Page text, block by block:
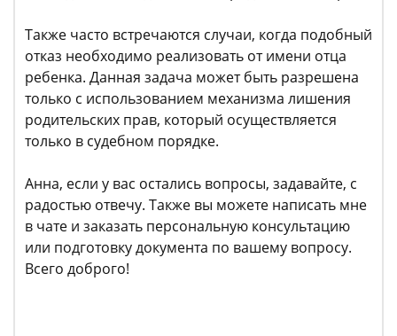
Также часто встречаются случаи, когда подобный
отказ необходимо реализовать от имени отца
ребенка. Данная задача может быть разрешена
только с использованием механизма лишения
родительских прав, который осуществляется
только в судебном порядке.
Анна, если у вас остались вопросы, задавайте, с
радостью отвечу. Также вы можете написать мне
в чате и заказать персональную консультацию
или подготовку документа по вашему вопросу.
Всего доброго!